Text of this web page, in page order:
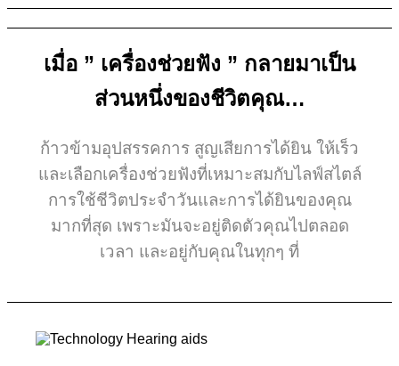
เมื่อ ” เครื่องช่วยฟัง ” กลายมาเป็น
ส่วนหนึ่งของชีวิตคุณ…
ก้าวข้ามอุปสรรคการ สูญเสียการได้ยิน ให้เร็ว
และเลือกเครื่องช่วยฟังที่เหมาะสมกับไลฟ์สไตล์
การใช้ชีวิตประจำวันและการได้ยินของคุณ
มากที่สุด เพราะมันจะอยู่ติดตัวคุณไปตลอด
เวลา และอยู่กับคุณในทุกๆ ที่